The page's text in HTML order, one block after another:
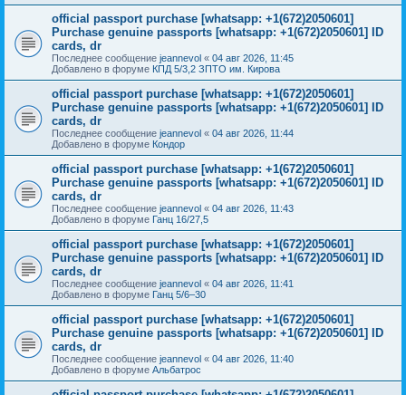
official passport purchase [whatsapp: +1(672)2050601]
Purchase genuine passports [whatsapp: +1(672)2050601] ID
cards, dr
Последнее сообщение jeannevol « 04 авг 2026, 11:45
Добавлено в форуме КПД 5/3,2 ЗПТО им. Кирова
official passport purchase [whatsapp: +1(672)2050601]
Purchase genuine passports [whatsapp: +1(672)2050601] ID
cards, dr
Последнее сообщение jeannevol « 04 авг 2026, 11:44
Добавлено в форуме Кондор
official passport purchase [whatsapp: +1(672)2050601]
Purchase genuine passports [whatsapp: +1(672)2050601] ID
cards, dr
Последнее сообщение jeannevol « 04 авг 2026, 11:43
Добавлено в форуме Ганц 16/27,5
official passport purchase [whatsapp: +1(672)2050601]
Purchase genuine passports [whatsapp: +1(672)2050601] ID
cards, dr
Последнее сообщение jeannevol « 04 авг 2026, 11:41
Добавлено в форуме Ганц 5/6–30
official passport purchase [whatsapp: +1(672)2050601]
Purchase genuine passports [whatsapp: +1(672)2050601] ID
cards, dr
Последнее сообщение jeannevol « 04 авг 2026, 11:40
Добавлено в форуме Альбатрос